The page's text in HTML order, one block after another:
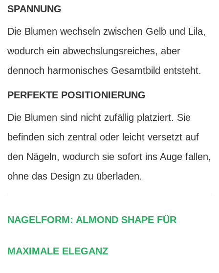
SPANNUNG
Die Blumen wechseln zwischen Gelb und Lila,
wodurch ein abwechslungsreiches, aber
dennoch harmonisches Gesamtbild entsteht.
PERFEKTE POSITIONIERUNG
Die Blumen sind nicht zufällig platziert. Sie
befinden sich zentral oder leicht versetzt auf
den Nägeln, wodurch sie sofort ins Auge fallen,
ohne das Design zu überladen.
NAGELFORM: ALMOND SHAPE FÜR
MAXIMALE ELEGANZ